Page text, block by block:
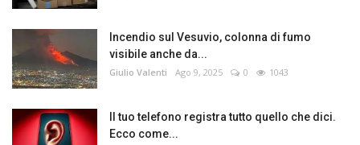
Incendio sul Vesuvio, colonna di fumo
visibile anche da...
Giulio Valenti Ago 9, 2025 0 1043
Il tuo telefono registra tutto quello che dici.
Ecco come...